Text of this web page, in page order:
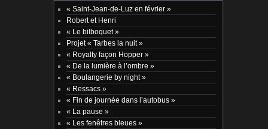
« Saint-Jean-de-Luz en février »
Robert et Henri
« Le bilboquet »
Projet « Tarbes la nuit »
« Royalty façon Hopper »
« De la lumière à l’ombre »
« Boulangerie by night »
« Ressacs »
« Fin de journée dans l’autobus »
« La pause »
« Les fenêtres bleues »